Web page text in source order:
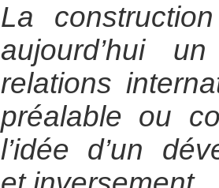
La
aujourd’hui
relations
préalable ou
l’idée d’un